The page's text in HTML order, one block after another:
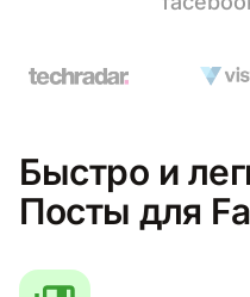
Быстро и
Посты для